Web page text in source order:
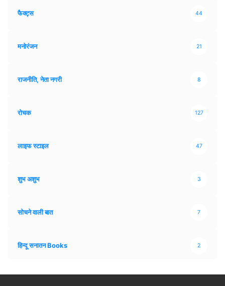
फैक्ट्स 44
मनोरंजन 21
राजनीति, नेता नगरी 8
रोचक 127
लाइफ स्टाइल 47
शुभ अशुभ 3
सोचने वाली बात 7
हिन्दू सनातन Books 2